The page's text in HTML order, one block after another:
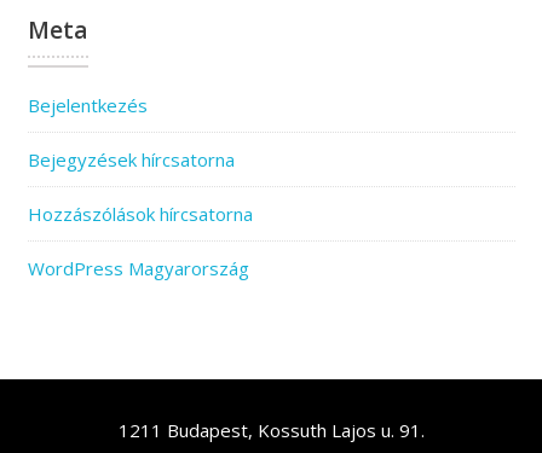
Meta
Bejelentkezés
Bejegyzések hírcsatorna
Hozzászólások hírcsatorna
WordPress Magyarország
1211 Budapest, Kossuth Lajos u. 91.